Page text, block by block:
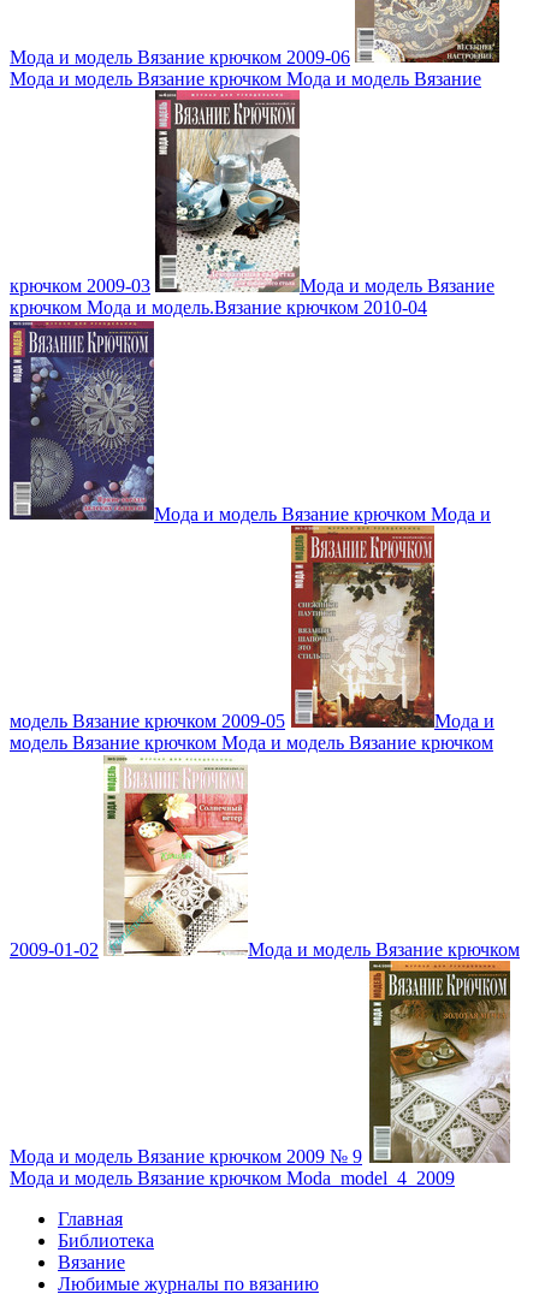
Мода и модель Вязание крючком 2009-06
Мода и модель Вязание крючком Мода и модель Вязание
крючком 2009-03
Мода и модель Вязание
крючком Мода и модель.Вязание крючком 2010-04
Мода и модель Вязание крючком Мода и
модель Вязание крючком 2009-05
Мода и
модель Вязание крючком Мода и модель Вязание крючком
2009-01-02 Мода и модель Вязание крючком
Мода и модель Вязание крючком 2009 № 9
Мода и модель Вязание крючком Moda_model_4_2009
Главная
Библиотека
Вязание
Любимые журналы по вязанию